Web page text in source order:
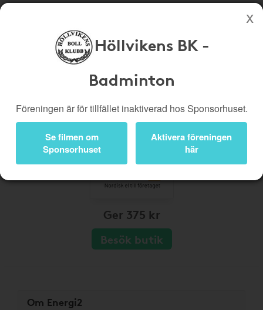
Köp genom denna sida stöttar Höllvikens BK - Badminton
Bli medlem
Logga in
Höllvikens BK -
Badminton
Föreningen är för tillfället inaktiverad hos Sponsorhuset.
Se filmen om
Sponsorhuset
Aktivera föreningen
här
Ger 375 kr
Besök butik
Om Energi2